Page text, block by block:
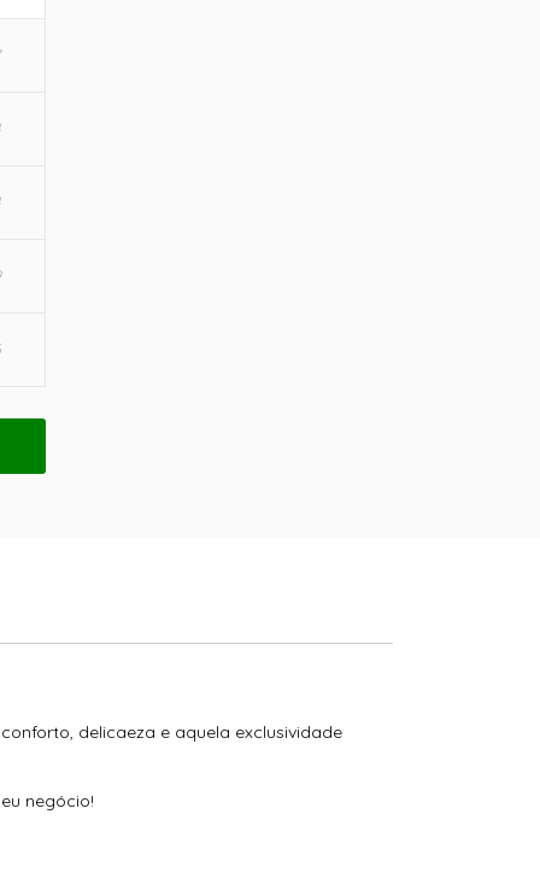
delicaeza e aquela exclusividade
negócio!